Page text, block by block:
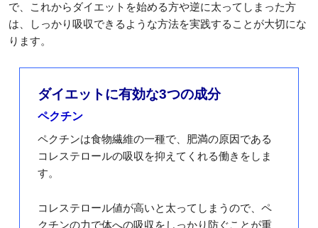
で、これからダイエットを始める方や逆に太ってしまった方
は、しっかり吸収できるような方法を実践することが大切にな
ります。
ダイエットに有効な3つの成分
ペクチン
ペクチンは食物繊維の一種で、肥満の原因である
コレステロールの吸収を抑えてくれる働きをしま
す。
コレステロール値が高いと太ってしまうので、ペ
クチンの力で体への吸収をしっかり防ぐことが重